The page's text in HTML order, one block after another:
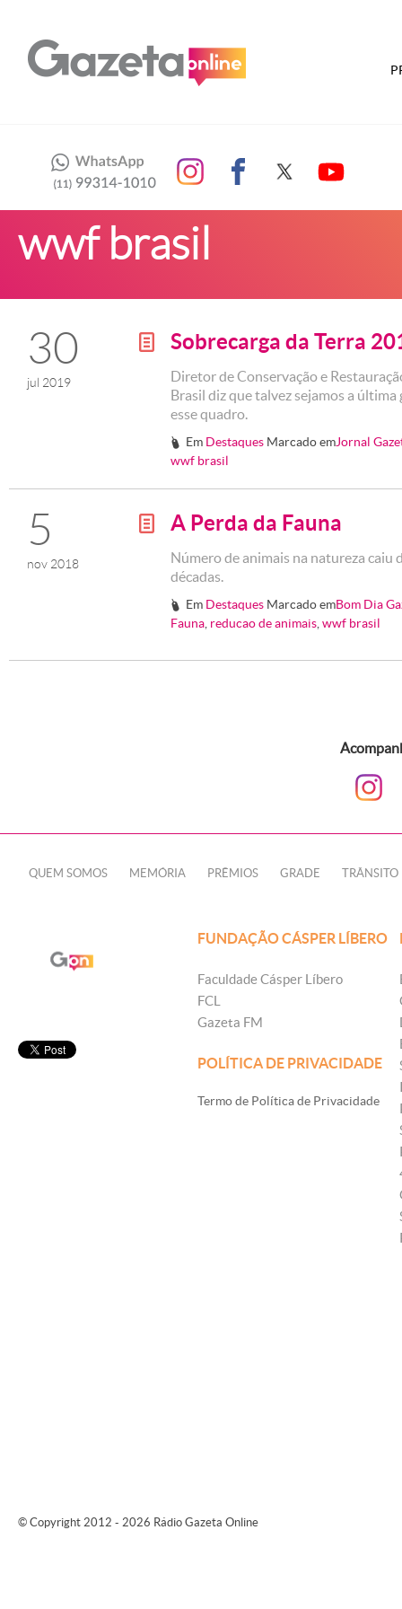
wwf brasil
30
jul 2019
g Sobrecarga da Terra
Diretor de Conservação e
Brasil diz que talvez sejamos a última
esse quadro.
# Em Destaques Marcado emJornal
wwf brasil
5
nov 2018
g A Perda da Fauna
Número de animais na natureza caiu
décadas.
# Em Destaques Marcado emBom Dia
Fauna reducao de animais wwf brasil
QUEM SOMOS MEMÓRIA PRÊMIOS GRADE TRÂNSITO
FUNDAÇÃO CÁSPER LÍBERO
Faculdade Cásper Líbero
FCL
Gazeta FM
POLÍTICA DE PRIVACIDADE
Termo de Política de Privacidade
© Copyright 2012 - 2026 Rádio Gazeta Online